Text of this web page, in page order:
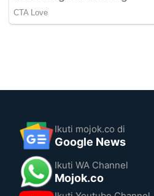
Ikuti mojok.co di
Google News
Ikuti WA Channel
Mojok.co